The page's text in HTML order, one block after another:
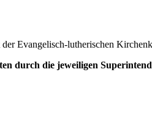
Evangelisch-lutherischen
durch die jeweiligen